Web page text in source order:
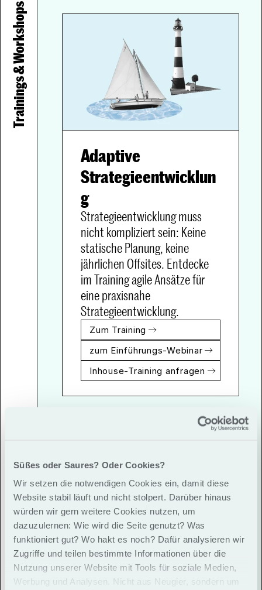
Süßes oder Saures? Oder Cookies?
Wir setzen die notwendigen Cookies ein, damit diese
Website stabil läuft und nicht stolpert. Darüber hinaus
würden wir gern weitere Cookies nutzen, um
dazuzulernen: Wie wird die Seite genutzt? Was
funktioniert gut? Wo hakt es noch? Dafür analysieren wir
Zugriffe und teilen bestimmte Informationen über die
Nutzung unserer Website mit Tools für soziale Medien,
Werbung und Analysen. Nicht aus Neugier, sondern um
Trainings & Workshops
Adaptive
Strategieentwicklun
Strategieentwicklung muss
nicht kompliziert sein: Keine
statische Planung, keine
jährlichen Offsites. Entdecke
im Training agile Ansätze für
eine praxisnahe
Strategieentwicklung.
Zum Training
zum Einführungs-Webinar
Inhouse-Training anfragen
Strategic Leadership